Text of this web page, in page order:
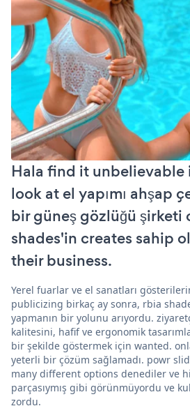
Hala find it unbelievable
look at el yapımı ahşap
bir güneş gözlüğü şirketi
shades'in creates sahip
their business.
Yerel fuarlar ve el sanatları
publicizing birkaç ay sonra, rbia
yapmanın bir yolunu arıyordu.
kalitesini, hafif ve ergonomik
bir şekilde göstermek için wanted.
yeterli bir çözüm sağlamadı. powr
many different options denediler ve
parçasıymış gibi görünmüyordu ve
zordu.